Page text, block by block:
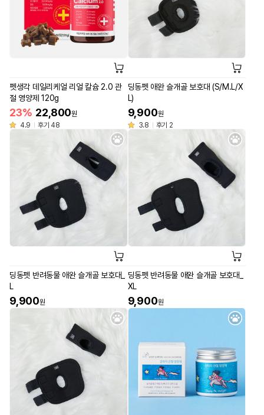
펫생각 데일리케얼 리얼 칼슘 2.0 관
절 영양제 120g
23% 22,800원
4.9
후기 48
딩동펫 애완 슬개골 보호대 (S/M.L/X
L)
9,900원
3.8
후기 2
딩동펫 반려동물 애완 슬개골 보호대_
L
9,900원
딩동펫 반려동물 애완 슬개골 보호대_
XL
9,900원